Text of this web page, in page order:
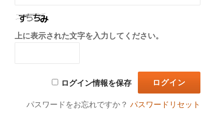
上に表示された文字を入力してください。
ログイン情報を保存
パスワードをお忘れですか？パスワードリセット